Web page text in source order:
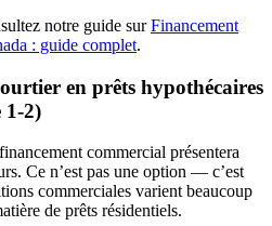
notre guide surFinancement
: guide complet.
en prêts hypothécaires
1-2)
commercial présentera
Ce n’est pas une option — c’est
commerciales varient beaucoup
de prêts résidentiels.